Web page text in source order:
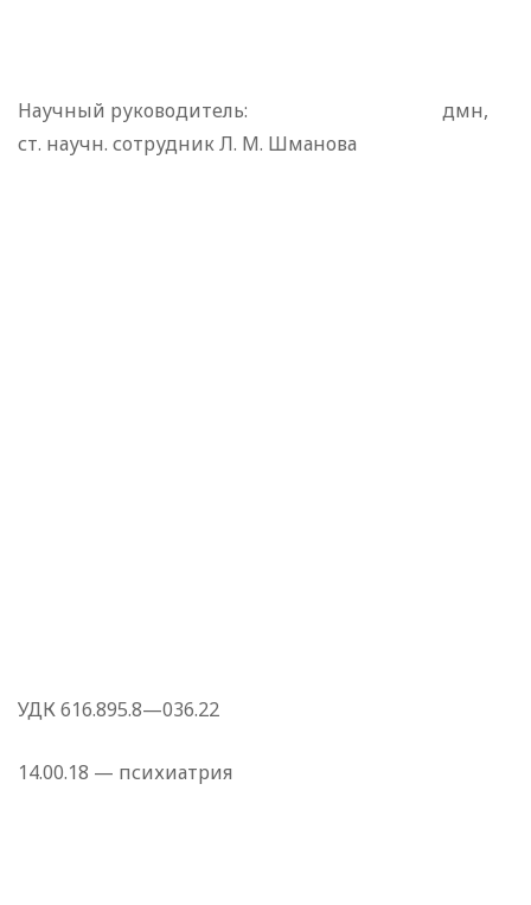
Научный руководитель:
дмн,
ст. научн. сотрудник Л. М. Шманова
УДК 616.895.8—036.22
14.00.18 — психиатрия